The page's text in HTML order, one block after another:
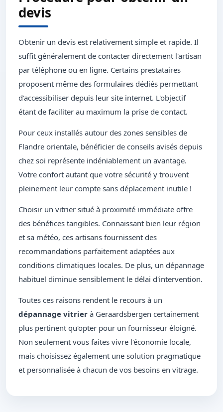
devis
Obtenir un devis est relativement simple et rapide. Il
suffit généralement de contacter directement l'artisan
par téléphone ou en ligne. Certains prestataires
proposent même des formulaires dédiés permettant
d'accessibiliser depuis leur site internet. L'objectif
étant de faciliter au maximum la prise de contact.
Pour ceux installés autour des zones sensibles de
Flandre orientale, bénéficier de conseils avisés depuis
chez soi représente indéniablement un avantage.
Votre confort autant que votre sécurité y trouvent
pleinement leur compte sans déplacement inutile !
Choisir un vitrier situé à proximité immédiate offre
des bénéfices tangibles. Connaissant bien leur région
et sa météo, ces artisans fournissent des
recommandations parfaitement adaptées aux
conditions climatiques locales. De plus, un dépannage
habituel diminue sensiblement le délai d'intervention.
Toutes ces raisons rendent le recours à un
dépannage vitrier à Geraardsbergen certainement
plus pertinent qu'opter pour un fournisseur éloigné.
Non seulement vous faites vivre l'économie locale,
mais choisissez également une solution pragmatique
et personnalisée à chacun de vos besoins en vitrage.